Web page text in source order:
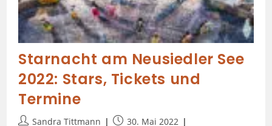
Starnacht am Neusiedler See
2022: Stars, Tickets und
Termine
Sandra Tittmann
30. Mai 2022